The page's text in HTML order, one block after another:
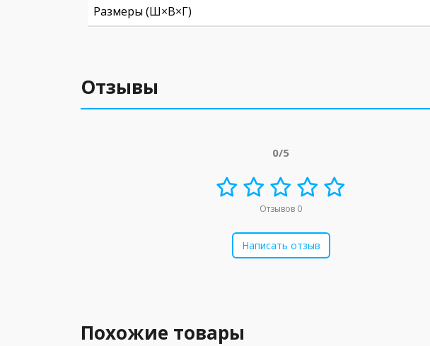
Размеры (Ш×В×Г)
Отзывы
0/5
Отзывов 0
Написать отзыв
Похожие товары